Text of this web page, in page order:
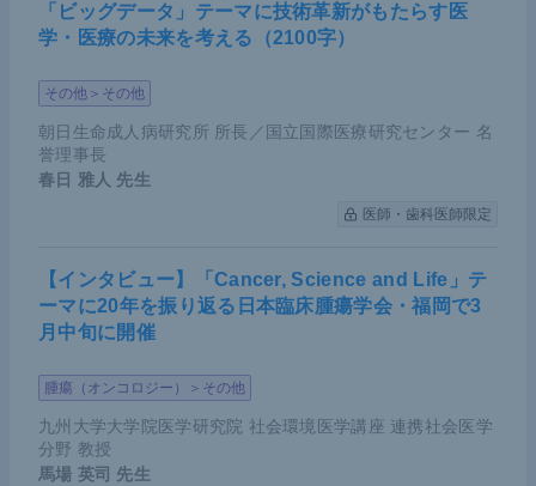
「ビッグデータ」テーマに技術革新がもたらす医
学・医療の未来を考える（2100字）
その他＞その他
朝日生命成人病研究所 所長／国立国際医療研究センター 名
誉理事長
春日 雅人 先生
医師・歯科医師限定
【インタビュー】「Cancer, Science and Life」テ
ーマに20年を振り返る日本臨床腫瘍学会・福岡で3
月中旬に開催
腫瘍（オンコロジー）＞その他
九州大学大学院医学研究院 社会環境医学講座 連携社会医学
分野 教授
馬場 英司 先生